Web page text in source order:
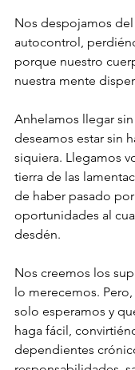
Nos despojamos
autocontrol,
porque nuestro
nuestra mente
Anhelamos llegar
deseamos estar sin
siquiera. Llegamos
tierra de las
de haber pasado
oportunidades al
desdén.
Nos creemos los
lo merecemos.
solo esperamos y
haga fácil,
dependientes